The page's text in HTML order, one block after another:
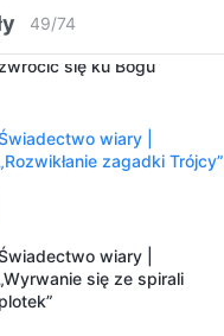
49/74
wiary | „Przebić
zwrócić się ku Bogu”
wiary |
„Rozwikłanie zagadki Trójcy”
wiary |
„Wyrwanie się ze spirali
plotek”